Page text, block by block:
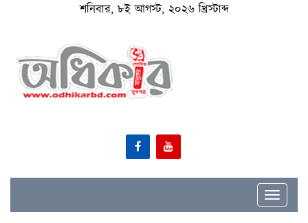
শনিবার, ৮ই আগস্ট, ২০২৬ খ্রিস্টাব্দ
Toggle